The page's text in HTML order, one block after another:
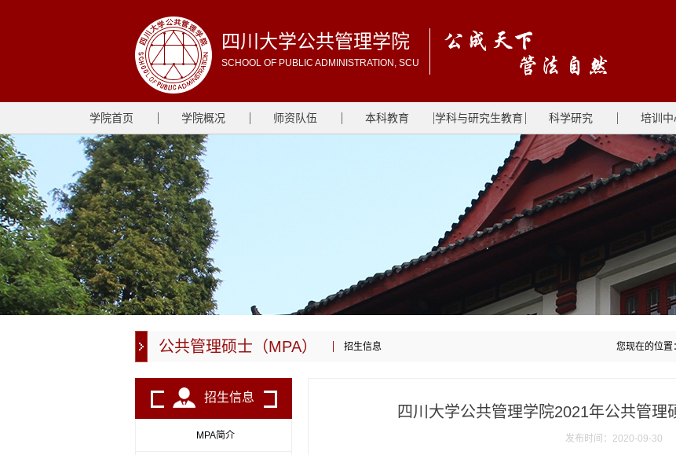
四川大学公共管理学院
SCHOOL OF PUBLIC ADMINISTRATION, SCU
学院首页 学院概况 师资队伍 本科教育 学科与研究生教育 科学研究 培训中
公共管理硕士（MPA） 招生信息 您现在的位置
招生信息
MPA简介
四川大学公共管理学院2021年公共管理
发布时间：2020-09-30